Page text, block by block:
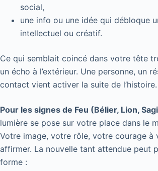
social,
une info ou une idée qui débloque
intellectuel ou créatif.
Ce qui semblait coincé dans votre tête
un écho à l’extérieur. Une personne, un
contact vient activer la suite de l’histoire.
Pour les signes de Feu (Bélier, Lion,
lumière se pose sur votre place dans le
Votre image, votre rôle, votre courage à
affirmer. La nouvelle tant attendue peut
forme :